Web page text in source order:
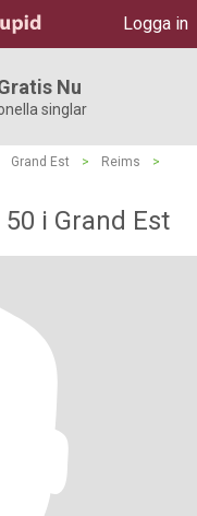
Logga in
Nu
singlar
Grand Est > Reims
>
i Grand Est